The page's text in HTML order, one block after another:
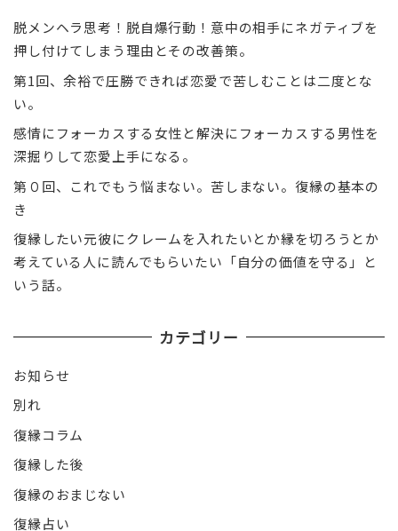
脱メンヘラ思考！脱自爆行動！意中の相手にネガティブを
押し付けてしまう理由とその改善策。
第1回、余裕で圧勝できれば恋愛で苦しむことは二度とな
い。
感情にフォーカスする女性と解決にフォーカスする男性を
深掘りして恋愛上手になる。
第０回、これでもう悩まない。苦しまない。復縁の基本の
き
復縁したい元彼にクレームを入れたいとか縁を切ろうとか
考えている人に読んでもらいたい「自分の価値を守る」と
いう話。
カテゴリー
お知らせ
別れ
復縁コラム
復縁した後
復縁のおまじない
復縁占い